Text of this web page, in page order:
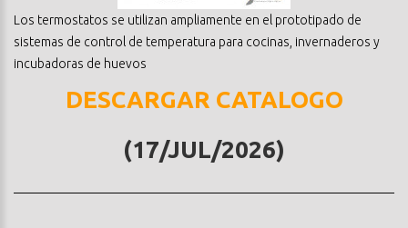
Los termostatos se utilizan ampliamente en el prototipado de
sistemas de control de temperatura para cocinas, invernaderos y
incubadoras de huevos
DESCARGAR CATALOGO
(17/JUL/2026)